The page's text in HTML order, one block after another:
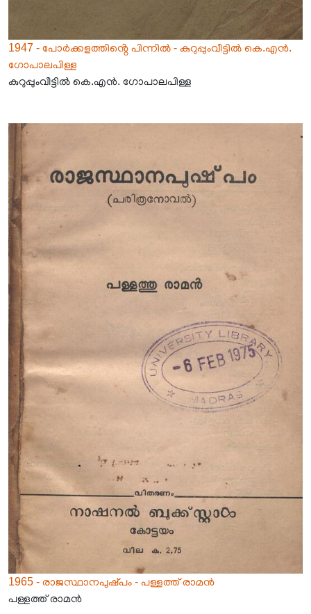
1947 - പോർക്കളത്തിൻ്റെ പിന്നിൽ - കുറുപ്പുംവീട്ടിൽ കെ.എൻ.
ഗോപാലപിള്ള
കുറുപ്പുംവീട്ടിൽ കെ.എൻ. ഗോപാലപിള്ള
1965 - രാജസ്ഥാനപുഷ്‌പം - പള്ളത്ത് രാമൻ
പള്ളത്ത് രാമൻ